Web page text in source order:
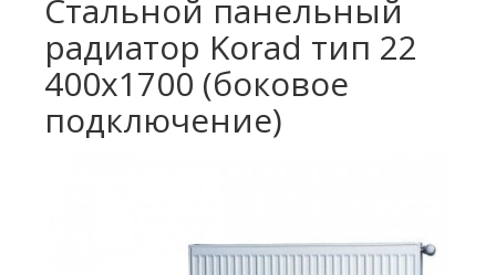
Стальной панельный
радиатор Korad тип 22
400х1700 (боковое
подключение)